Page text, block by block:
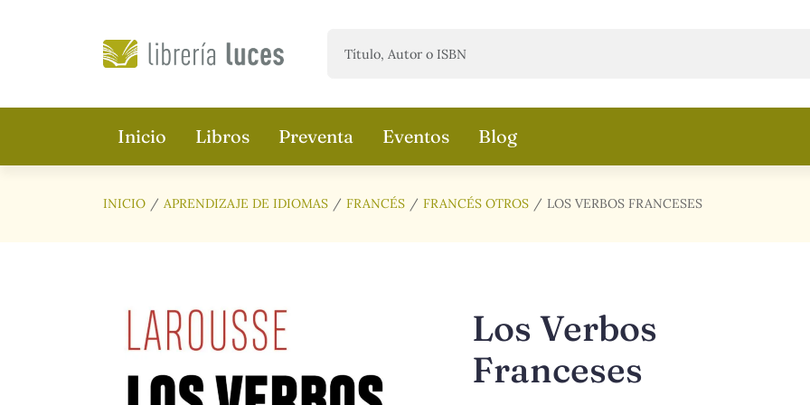
Inicio Libros Preventa Eventos Blog
INICIO APRENDIZAJE DE IDIOMAS FRANCÉS FRANCÉS OTROS LOS VERBOS FRANCESES
Los Verbos
Franceses